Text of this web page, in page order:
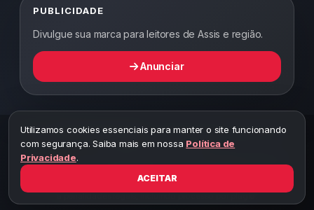
PUBLICIDADE
Divulgue sua marca para leitores de Assis e região.
Anunciar
2026 ©Abordagem Notícias— Todos os direitos reservados —
Desenvolvido por WEB5.
A cópia total ou parcial desta página implicará ao autor sob pena de
Toda reprodução deste conteúdo sem citar o link do site está sujeita
a penalidades legais, incluindo processo por plágio.
Utilizamos cookies essenciais para manter o site funcionando
com segurança. Saiba mais em nossa Política de
Privacidade.
ACEITAR